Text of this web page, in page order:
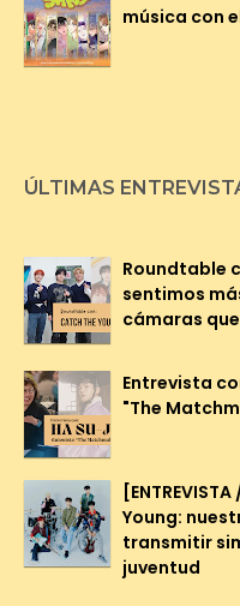
música con
ÚLTIMAS
Roundtable
sentimos
cámaras
Entrevista
"The
Young:
transmitir
juventud